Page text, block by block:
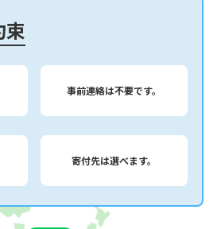
束
事前連絡は不要です。
寄付先は選べます。